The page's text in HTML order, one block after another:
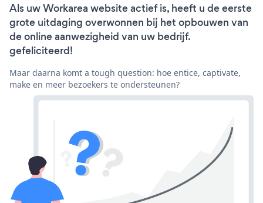
Als uw Workarea website actief is, heeft u de eerste
grote uitdaging overwonnen bij het opbouwen van
de online aanwezigheid van uw bedrijf.
gefeliciteerd!
Maar daarna komt a tough question: hoe entice, captivate,
make en meer bezoekers te ondersteunen?